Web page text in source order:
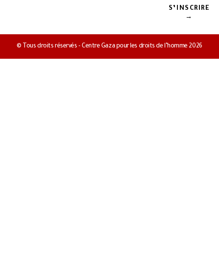
S’INSCRIRE
→
© Tous droits réservés - Centre Gaza pour les droits de l’homme 2026